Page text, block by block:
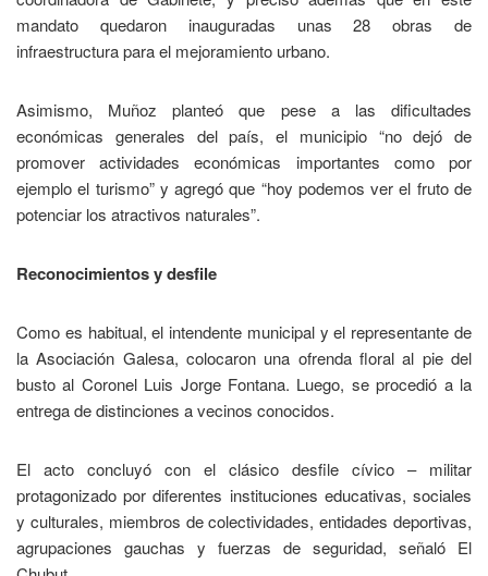
mandato quedaron inauguradas unas 28 obras de
infraestructura para el mejoramiento urbano.
Asimismo, Muñoz planteó que pese a las dificultades
económicas generales del país, el municipio “no dejó de
promover actividades económicas importantes como por
ejemplo el turismo” y agregó que “hoy podemos ver el fruto de
potenciar los atractivos naturales”.
Reconocimientos y desfile
Como es habitual, el intendente municipal y el representante de
la Asociación Galesa, colocaron una ofrenda floral al pie del
busto al Coronel Luis Jorge Fontana. Luego, se procedió a la
entrega de distinciones a vecinos conocidos.
El acto concluyó con el clásico desfile cívico – militar
protagonizado por diferentes instituciones educativas, sociales
y culturales, miembros de colectividades, entidades deportivas,
agrupaciones gauchas y fuerzas de seguridad, señaló El